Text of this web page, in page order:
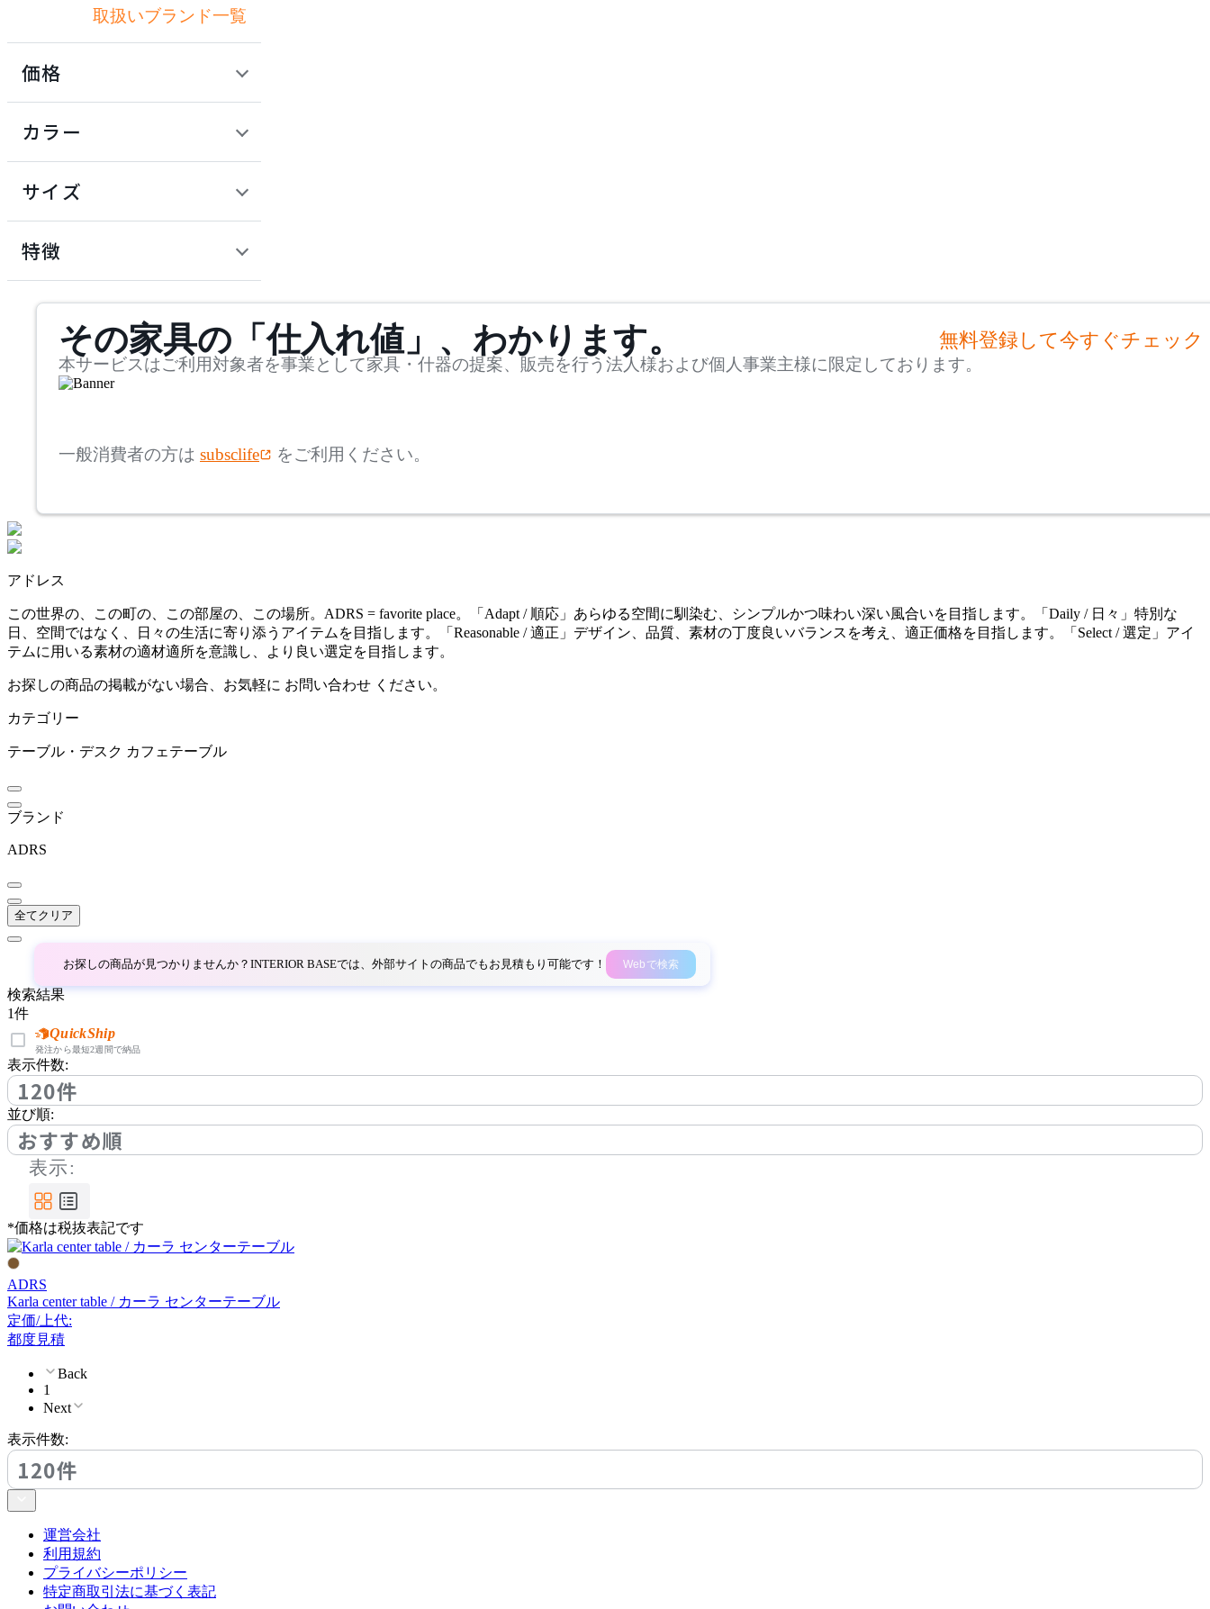
アダル
アダルトータルインテリ
ADRS
アルペール
BoConcept
ボーコンセプト
ボガーツ・ラベル
by interiors
CondeHouse
クラッシュクラッシュプ
ロジェクト
デフォルム
DULTON
ダルトン
FIS
フレイス
FRITZ HANSEN
フリッツハンセン
取扱いブランド一覧
価格
カラー
サイズ
mm
検索
~
~
mm
特徴
その家具の「仕入れ値」、わかります。 無料登録して今すぐチェック
本サービスはご利用対象者を事業として家具・什器の提案、販売を行う法人様および個人事業主様に限定しております。
一般消費者の方は subsclife をご利用ください。
アドレス
この世界の、この町の、この部屋の、この場所。ADRS = favorite place。「Adapt / 順応」あらゆる空間に馴染む、シンプルかつ味わい深い風合いを目指します。「Daily / 日々」特別な
日、空間ではなく、日々の生活に寄り添うアイテムを目指します。「Reasonable / 適正」デザイン、品質、素材の丁度良いバランスを考え、適正価格を目指します。「Select / 選定」アイ
テムに用いる素材の適材適所を意識し、より良い選定を目指します。
お探しの商品の掲載がない場合、お気軽に お問い合わせ ください。
カテゴリー
テーブル・デスク カフェテーブル
ブランド
ADRS
全てクリア
お探しの商品が見つかりませんか？INTERIOR BASEでは、外部サイトの商品でもお見積もり可能です！ Webで検索
検索結果
1件
QuickShip
発注から最短2週間で納品
表示件数:
120件
並び順:
おすすめ順
表示:
*価格は税抜表記です
ADRS
Karla center table / カーラ センターテーブル
定価/上代:
都度見積
Back
1
Next
表示件数:
120件
運営会社
利用規約
プライバシーポリシー
特定商取引法に基づく表記